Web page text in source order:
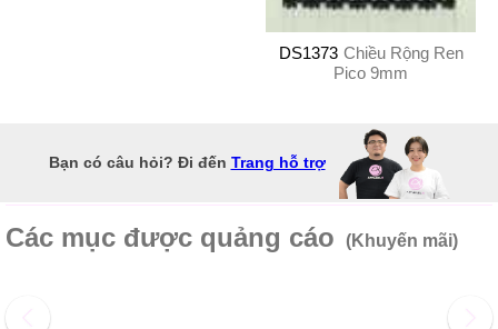
DS1373 Chiều Rộng Ren
Pico 9mm
Bạn có câu hỏi? Đi đến Trang hỗ trợ
Các mục được quảng cáo (Khuyến mãi)